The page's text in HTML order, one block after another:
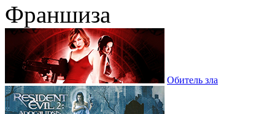
Франшиза
Обитель зла